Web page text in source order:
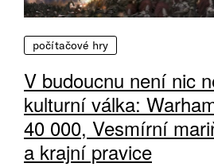
počítačové hry
V budoucnu není nic
kulturní válka:
40 000, Vesmírní
a krajní pravice